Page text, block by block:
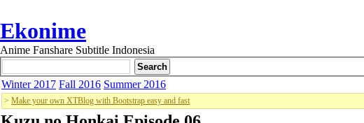
Ekonime
Anime Fanshare Subtitle Indonesia
Winter 2017 Fall 2016 Summer 2016
> Make your own XTBlog with Bootstrap easy and fast